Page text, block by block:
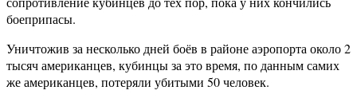
боеприпасы.
Уничтожив за несколько дней боёв в районе аэропорта около 2
тысяч американцев, кубинцы за это время, по данным самих
же американцев, потеряли убитыми 50 человек.